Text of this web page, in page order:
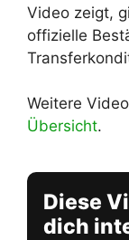
Video zeigt,
offizielle
Weitere
Übersicht.
Diese
dich